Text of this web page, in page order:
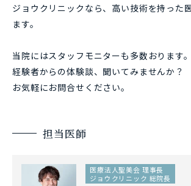
ジョウクリニックなら、高い技術を持った
ます。
当院にはスタッフモニターも多数おります。
経験者からの体験談、聞いてみませんか？
お気軽にお問合せください。
担当医師
医療法人聖美会 理事長
ジョウクリニック 総院長